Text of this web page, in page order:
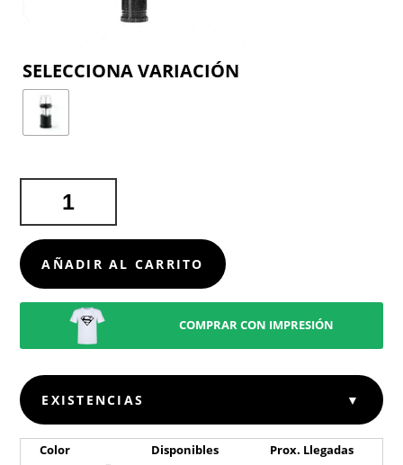
CANTIDAD
AÑADIR AL CARRITO
COMPRAR CON IMPRESIÓN
EXISTENCIAS ▼
Color Disponibles Prox. Llegadas